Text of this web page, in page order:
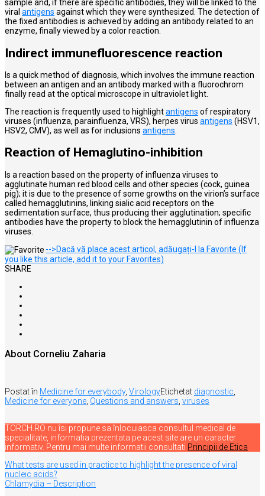
sample and, if there are specific antibodies, they will be linked to the
viral antigens against which they were synthesized. The detection of
the fixed antibodies is achieved by adding an antibody related to an
enzyme, finally viewed by a color reaction.
Indirect immunefluorescence reaction
Is a quick method of diagnosis, which involves the immune reaction
between an antigen and an antibody marked with a fluorochrom
finally read at the optical microscope in ultraviolet light.
The reaction is frequently used to highlightantigens of respiratory
viruses (influenza, parainfluenza, VRS), herpes virus antigens (HSV1,
HSV2, CMV), as well as for inclusions antigens
Reaction of Hemaglutino-inhibition
Is a reaction based on the property of influenza viruses to
agglutinate human red blood cells and other species (cock, guinea
pig); it is due to the presence of some growths on the virion’s surface
called hemagglutinins, linking sialic acid receptors on the
sedimentation surface, thus producing their agglutination; specific
antibodies have the property to block the hemagglutinin of influenza
viruses.
-->Dacă vă place acest articol, adăugați-l la Favorite (If
you like this article, add it to your Favorites)
SHARE
About Corneliu Zaharia
Postat în Medicine for everybody, VirologyEtichetat diagnostic
Medicine for everyone Questions and answers viruses
TORCH.RO nu îsi propune sa înlocuiasca consultul medical de
specialitate, informatia prezentata pe acest site are un caracter
informativ. Pentru mai multe informatii consultati Principii de Etica
Navigare
în
What tests are used in practice to highlight the presence of viral
nucleic acids?
Chlamydia – Description